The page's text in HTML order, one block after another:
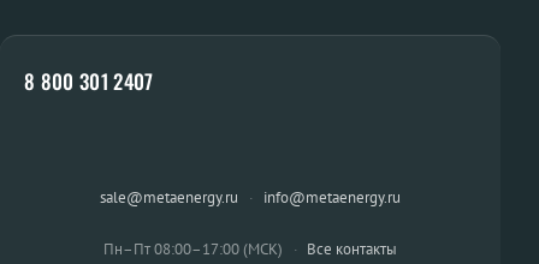
8 800 301 2407
sale@metaenergy.ru · info@metaenergy.ru
Пн–Пт 08:00–17:00 (МСК) · Все контакты